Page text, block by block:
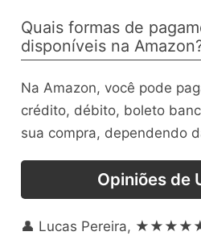
Quais formas de
disponíveis na
Na Amazon, você pode
crédito, débito, boleto
sua compra, dependendo
Opiniões de
👤 Lucas Pereira,